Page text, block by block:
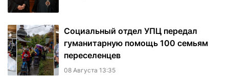
Социальный отдел УПЦ передал
гуманитарную помощь 100 семьям
переселенцев
08 Августа 13:35